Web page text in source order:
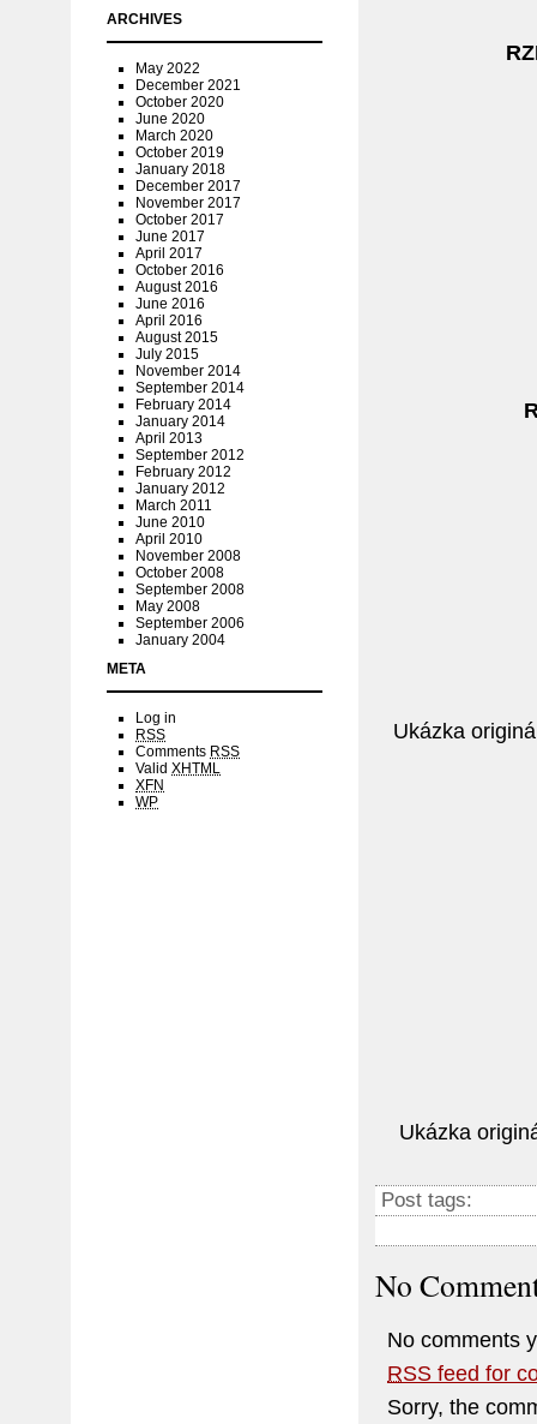
ARCHIVES
May 2022
December 2021
October 2020
June 2020
March 2020
October 2019
January 2018
December 2017
November 2017
October 2017
June 2017
April 2017
October 2016
August 2016
June 2016
April 2016
August 2015
July 2015
November 2014
September 2014
February 2014
January 2014
April 2013
September 2012
February 2012
January 2012
March 2011
June 2010
April 2010
November 2008
October 2008
September 2008
May 2008
September 2006
January 2004
META
Log in
RSS
Comments RSS
Valid XHTML
XFN
WP
Ukázka
Ukázka
Post tags:
No
No comments
RSS feed for
Sorry, the